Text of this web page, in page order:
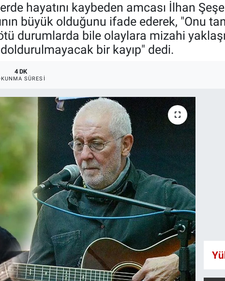
hayatını kaybeden amcası İlhan
büyük olduğunu ifade ederek, "Onu
durumlarda bile olaylara mizahi
bir kayıp" dedi.
4 DK
SÜRESI